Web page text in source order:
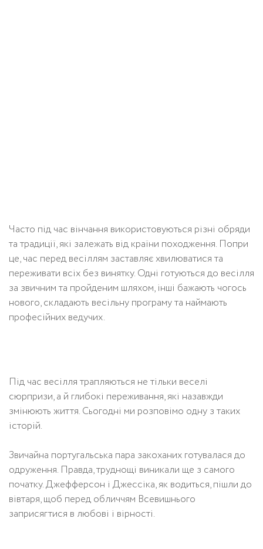
Часто під час вінчання використовуються різні обряди
та традиції, які залежать від країни походження. Попри
це, час перед весіллям заставляє хвилюватися та
переживати всіх без винятку. Одні готуються до весілля
за звичним та пройденим шляхом, інші бажають чогось
нового, складають весільну програму та наймають
професійних ведучих.
Під час весілля трапляються не тільки веселі
сюрпризи, а й глибокі переживання, які назавжди
змінюють життя. Сьогодні ми розповімо одну з таких
історій.
Звичайна португальська пара закоханих готувалася до
одруження. Правда, труднощі виникали ще з самого
початку. Джефферсон і Джессіка, як водиться, пішли до
вівтаря, щоб перед обличчям Всевишнього
заприсягтися в любові і вірності.